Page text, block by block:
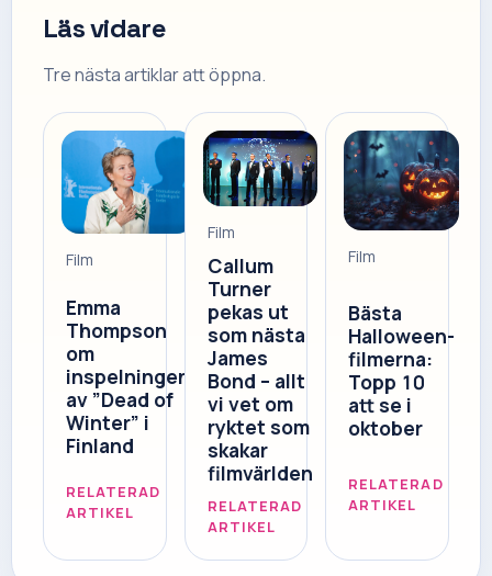
Läs vidare
Tre nästa artiklar att öppna.
Film
Emma
Thompson
om
inspelningen
av ”Dead of
Winter” i
Finland
RELATERAD
ARTIKEL
Film
Callum
Turner
pekas ut
som nästa
James
Bond – allt
vi vet om
ryktet som
skakar
filmvärlden
RELATERAD
ARTIKEL
Film
Bästa
Halloween-
filmerna:
Topp 10
att se i
oktober
RELATERAD
ARTIKEL